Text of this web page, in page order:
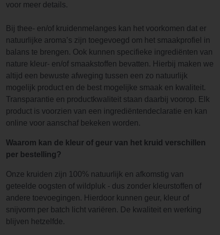
voor meer details.
Bij thee- en/of kruidenmelanges kan het voorkomen dat er
natuurlijke aroma’s zijn toegevoegd om het smaakprofiel in
balans te brengen. Ook kunnen specifieke ingrediënten van
nature kleur- en/of smaakstoffen bevatten. Hierbij maken we
altijd een bewuste afweging tussen een zo natuurlijk
mogelijk product en de best mogelijke smaak en kwaliteit.
Transparantie en productkwaliteit staan daarbij voorop. Elk
product is voorzien van een ingrediëntendeclaratie en kan
online voor aanschaf bekeken worden.
Waarom kan de kleur of geur van het kruid verschillen
per bestelling?
Onze kruiden zijn 100% natuurlijk en afkomstig van
geteelde oogsten of wildpluk - dus zonder kleurstoffen of
andere toevoegingen. Hierdoor kunnen geur, kleur of
snijvorm per batch licht variëren. De kwaliteit en werking
blijven hetzelfde.